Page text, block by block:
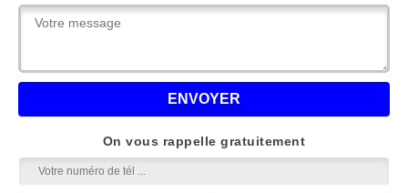
On vous rappelle gratuitement